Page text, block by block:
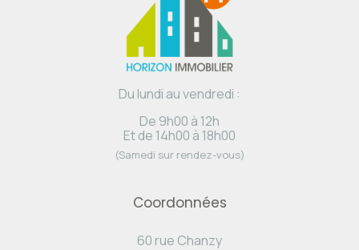
Du lundi au vendredi :
De 9h00 à 12h
Et de 14h00 à 18h00
(Samedi sur rendez-vous)
Coordonnées
60 rue Chanzy